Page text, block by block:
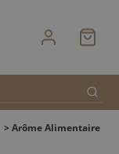
> Arôme Alimentaire